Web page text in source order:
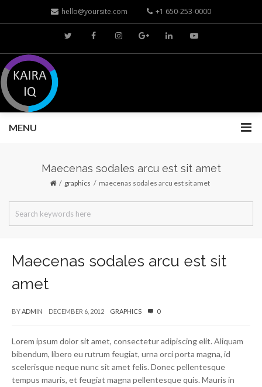
hello@yoursite.com +1 650-253-0000
MENU
Maecenas sodales arcu est sit amet
graphics maecenas sodales arcu est sit amet
Maecenas sodales arcu est sit
amet
BYADMIN DECEMBER 6, 2012 GRAPHICS 0
Lorem ipsum dolor sit amet, consectetur adipiscing elit. Aliquam
bibendum, libero eu rutrum feugiat, urna orci porta magna, id
scelerisque neque nunc sit amet felis. Donec pellentesque
tempus mauris, et feugiat magna pellentesque quis. Mauris in